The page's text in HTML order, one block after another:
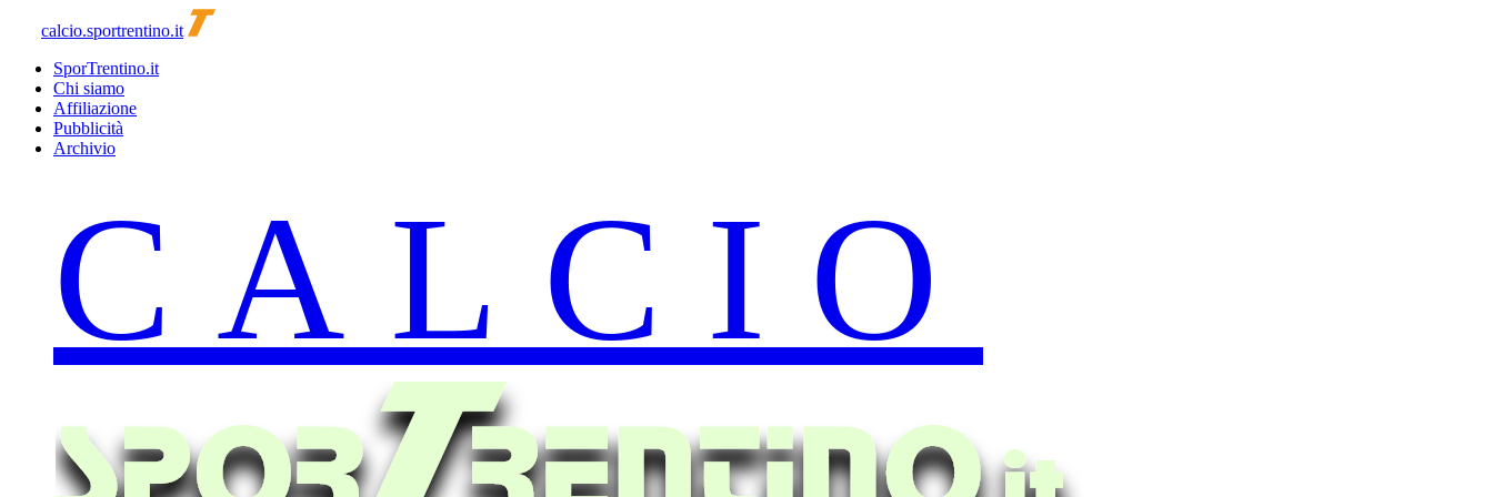
calcio.sportrentino.it
SporTrentino.it
Chi siamo
Affiliazione
Pubblicità
Archivio